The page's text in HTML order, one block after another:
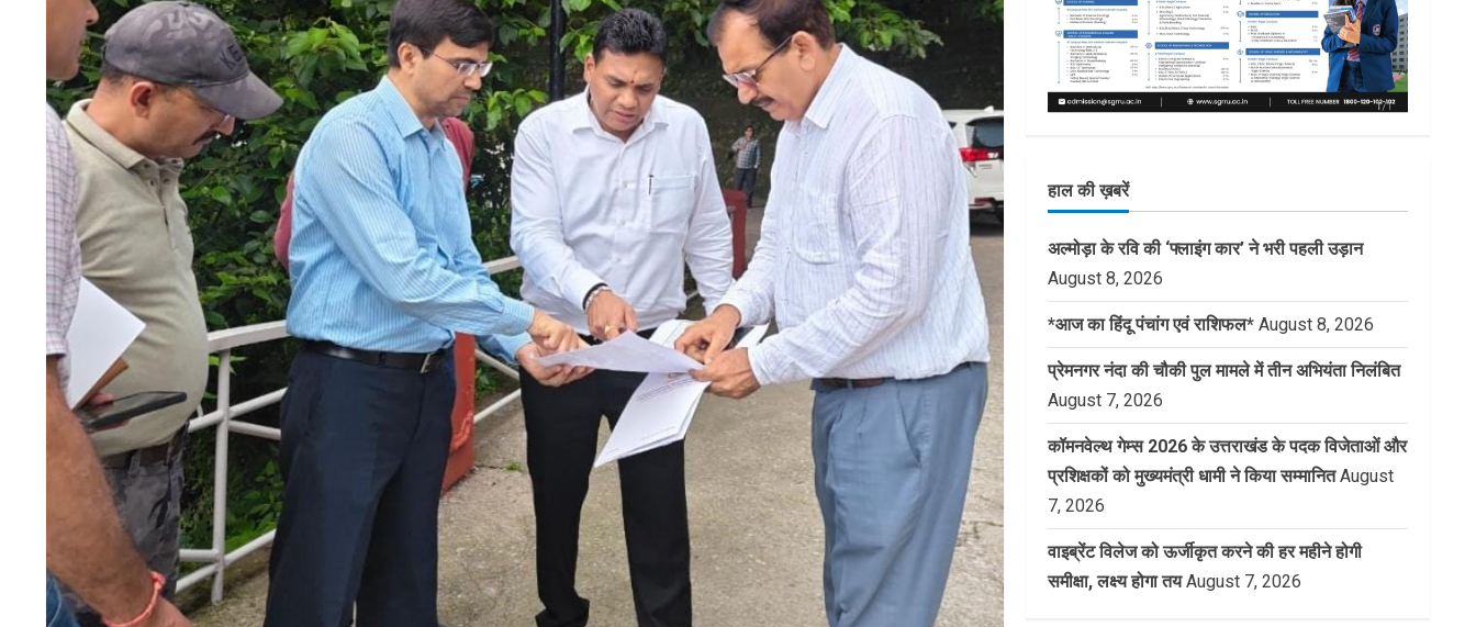
हाल की ख़बरें
अल्मोड़ा के रवि की ‘फ्लाइंग कार’ ने भरी पहली उड़ान
August 8, 2026
*आज का हिंदू पंचांग एवं राशिफल* August 8, 2026
प्रेमनगर नंदा की चौकी पुल मामले में तीन अभियंता निलंबित
August 7, 2026
कॉमनवेल्थ गेम्स 2026 के उत्तराखंड के पदक विजेताओं और
प्रशिक्षकों को मुख्यमंत्री धामी ने किया सम्मानित August
7, 2026
वाइब्रेंट विलेज को ऊर्जीकृत करने की हर महीने होगी
समीक्षा, लक्ष्य होगा तय August 7, 2026